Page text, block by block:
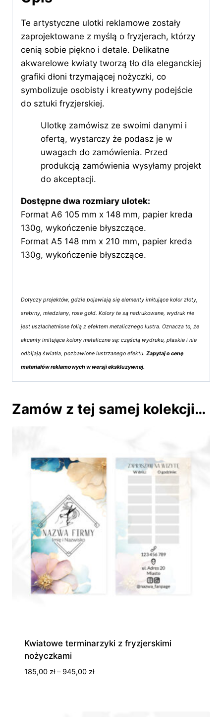
Nożyczkami
Te artystyczne ulotki reklamowe zostały
zaprojektowane z myślą o fryzjerach, którzy
cenią sobie piękno i detale. Delikatne
akwarelowe kwiaty tworzą tło dla eleganckiej
grafiki dłoni trzymającej nożyczki, co
symbolizuje osobisty i kreatywny podejście
do sztuki fryzjerskiej.
Ulotkę zamówisz ze swoimi danymi i
ofertą, wystarczy że podasz je w
uwagach do zamówienia. Przed
produkcją zamówienia wysyłamy projekt
do akceptacji.
Dostępne dwa rozmiary ulotek:
Format A6 105 mm x 148 mm, papier kreda
130g, wykończenie błyszczące.
Format A5 148 mm x 210 mm, papier kreda
130g, wykończenie błyszczące.
Dotyczy projektów, gdzie pojawiają się elementy imitujące kolor złoty,
srebrny, miedziany, rose gold. Kolory te są nadrukowane, wydruk nie
jest uszlachetnione folią z efektem metalicznego lustra. Oznacza to, że
akcenty imitujące kolory metaliczne są: częścią wydruku, płaskie i nie
odbijają światła, pozbawione lustrzanego efektu. Zapytaj o cenę
materiałów reklamowych w wersji ekskluzywnej.
Zamów z tej samej kolekcji…
Kwiatowe terminarzyki z fryzjerskimi
nożyczkami
185,00 zł – 945,00 złZakres